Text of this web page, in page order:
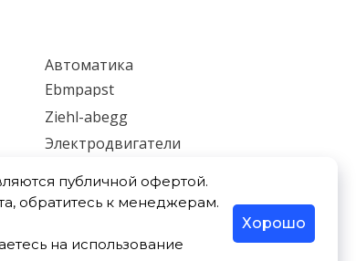
публичной офертой.
обратитесь к менеджерам.
на использование
Хорошо
Ebmpapst
Автоматика
Ziehl-abegg
Электродвигатели
Насосы